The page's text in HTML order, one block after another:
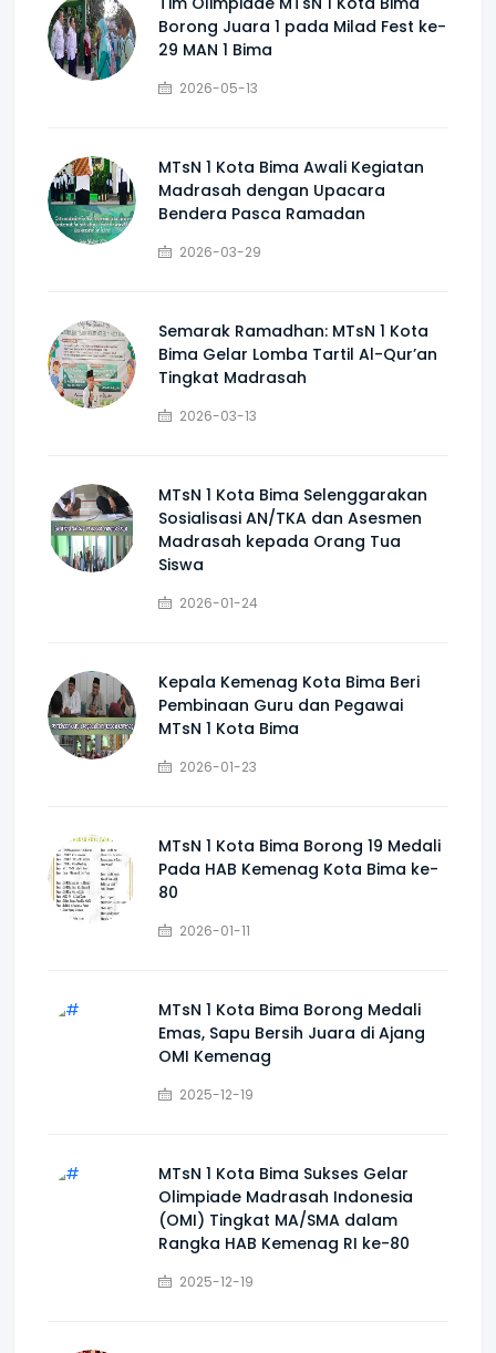
Borong Juara 1 pada Milad Fest ke-
29 MAN 1 Bima
2026-05-13
MTsN 1 Kota Bima Awali Kegiatan
Madrasah dengan Upacara
Bendera Pasca Ramadan
2026-03-29
Semarak Ramadhan: MTsN 1 Kota
Bima Gelar Lomba Tartil Al-Qur’an
Tingkat Madrasah
2026-03-13
MTsN 1 Kota Bima Selenggarakan
Sosialisasi AN/TKA dan Asesmen
Madrasah kepada Orang Tua
Siswa
2026-01-24
Kepala Kemenag Kota Bima Beri
Pembinaan Guru dan Pegawai
MTsN 1 Kota Bima
2026-01-23
MTsN 1 Kota Bima Borong 19 Medali
Pada HAB Kemenag Kota Bima ke-
80
2026-01-11
MTsN 1 Kota Bima Borong Medali
Emas, Sapu Bersih Juara di Ajang
OMI Kemenag
2025-12-19
MTsN 1 Kota Bima Sukses Gelar
Olimpiade Madrasah Indonesia
(OMI) Tingkat MA/SMA dalam
Rangka HAB Kemenag RI ke-80
2025-12-19